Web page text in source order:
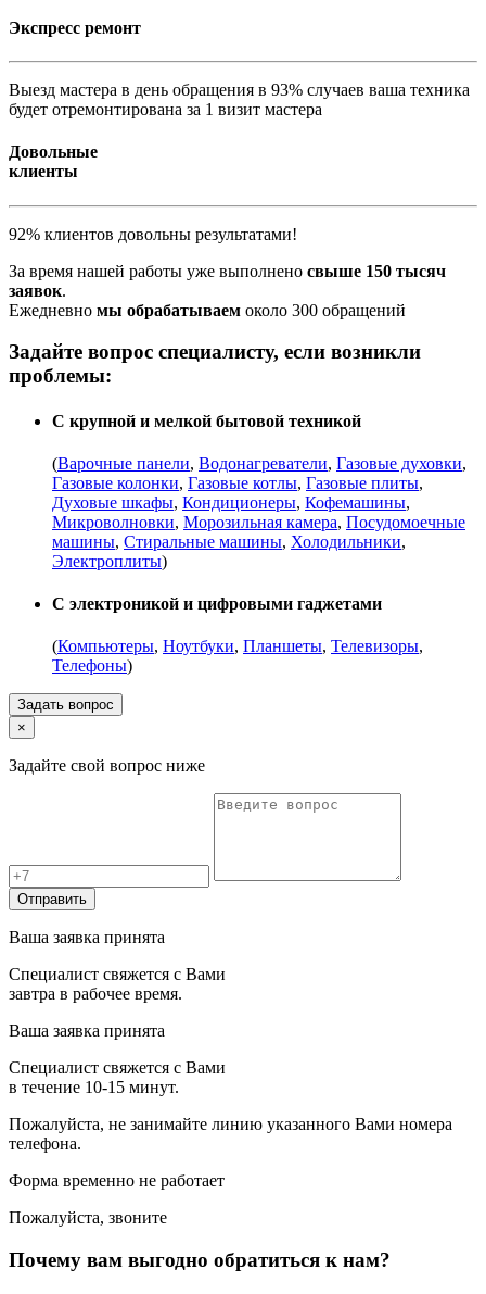
Экспресс ремонт
Выезд мастера в день обращения в 93% случаев ваша техника
будет отремонтирована за 1 визит мастера
Довольные
клиенты
92% клиентов довольны результатами!
За время нашей работы уже выполнено свыше 150 тысяч
заявок.
Ежедневно мы обрабатываем около 300 обращений
Задайте вопрос специалисту, если возникли
проблемы:
С крупной и мелкой бытовой техникой
(Варочные панели, Водонагреватели, Газовые духовки,
Газовые колонки, Газовые котлы, Газовые плиты,
Духовые шкафы, Кондиционеры, Кофемашины,
Микроволновки, Морозильная камера, Посудомоечные
машины, Стиральные машины, Холодильники,
Электроплиты)
С электроникой и цифровыми гаджетами
(Компьютеры, Ноутбуки, Планшеты, Телевизоры,
Телефоны)
Задать вопрос
×
Задайте свой вопрос ниже
Отправить
Ваша заявка принята
Специалист свяжется с Вами
завтра в рабочее время.
Ваша заявка принята
Специалист свяжется с Вами
в течение 10-15 минут.
Пожалуйста, не занимайте линию указанного Вами номера
телефона.
Форма временно не работает
Пожалуйста, звоните
Почему вам выгодно обратиться к нам?